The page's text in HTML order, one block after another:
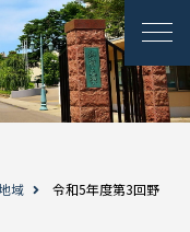
域
令和5年度第3回野